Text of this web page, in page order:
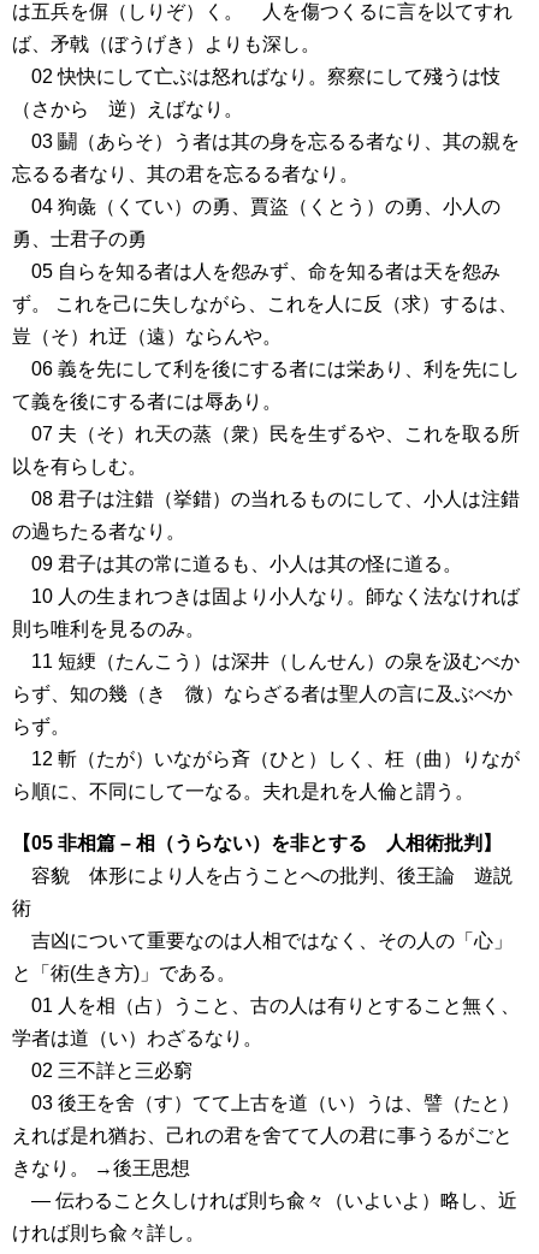
は五兵を偋（しりぞ）く。 人を傷つくるに言を以てすれ
ば、矛戟（ぼうげき）よりも深し。
02 快快にして亡ぶは怒ればなり。察察にして殘うは忮
（さから 逆）えばなり。
03 鬭（あらそ）う者は其の身を忘るる者なり、其の親を
忘るる者なり、其の君を忘るる者なり。
04 狗彘（くてい）の勇、賈盜（くとう）の勇、小人の
勇、士君子の勇
05 自らを知る者は人を怨みず、命を知る者は天を怨み
ず。 これを己に失しながら、これを人に反（求）するは、
豈（そ）れ迂（遠）ならんや。
06 義を先にして利を後にする者には栄あり、利を先にし
て義を後にする者には辱あり。
07 夫（そ）れ天の蒸（衆）民を生ずるや、これを取る所
以を有らしむ。
08 君子は注錯（挙錯）の当れるものにして、小人は注錯
の過ちたる者なり。
09 君子は其の常に道るも、小人は其の怪に道る。
10 人の生まれつきは固より小人なり。師なく法なければ
則ち唯利を見るのみ。
11 短綆（たんこう）は深井（しんせん）の泉を汲むべか
らず、知の幾（き 微）ならざる者は聖人の言に及ぶべか
らず。
12 斬（たが）いながら斉（ひと）しく、枉（曲）りなが
ら順に、不同にして一なる。夫れ是れを人倫と謂う。
【05 非相篇 – 相（うらない）を非とする 人相術批判】
容貌 体形により人を占うことへの批判、後王論 遊説
術
吉凶について重要なのは人相ではなく、その人の「心」
と「術(生き方)」である。
01 人を相（占）うこと、古の人は有りとすること無く、
学者は道（い）わざるなり。
02 三不詳と三必窮
03 後王を舍（す）てて上古を道（い）うは、譬（たと）
えれば是れ猶お、己れの君を舍てて人の君に事うるがごと
きなり。 →後王思想
― 伝わること久しければ則ち兪々（いよいよ）略し、近
ければ則ち兪々詳し。